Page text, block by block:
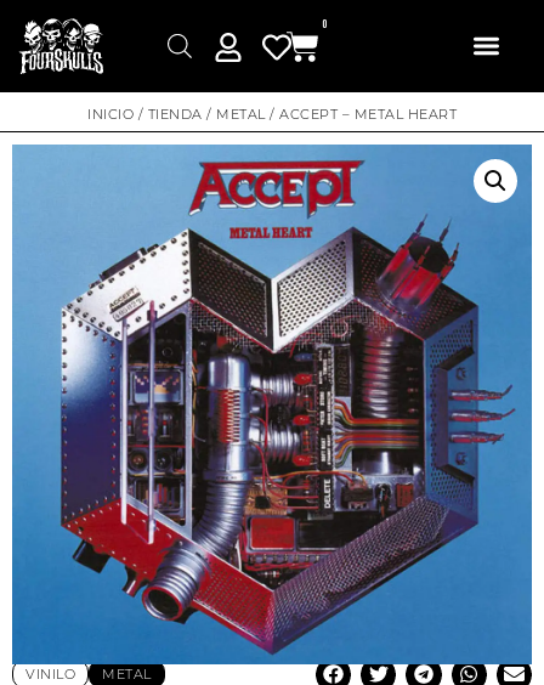
0
INICIO / TIENDA / METAL / ACCEPT – METAL HEART
VINILO METAL